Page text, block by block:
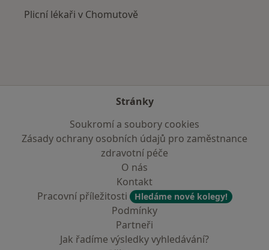
Plicní lékaři v Chomutově
Stránky
Soukromí a soubory cookies
Zásady ochrany osobních údajů pro zaměstnance
zdravotní péče
O nás
Kontakt
Pracovní příležitosti
Hledáme nové kolegy!
Podmínky
Partneři
Jak řadíme výsledky vyhledávání?